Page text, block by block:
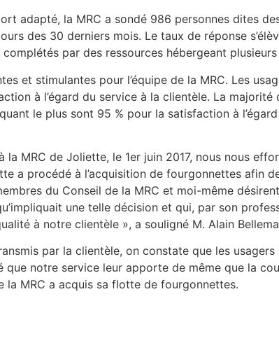
adapté, la MRC a sondé 986 personnes dites
des 30 derniers mois. Le taux de réponse
par des ressources hébergeant
et stimulantes pour l’équipe de la MRC. Les
à l’égard du service à la clientèle. La
le plus sont 95 % pour la satisfaction à
MRC de Joliette, le 1er juin 2017, nous nous
a procédé à l’acquisition de fourgonnettes afin
du Conseil de la MRC et moi-même
une telle décision et qui, par son
à notre clientèle », a souligné M. Alain
par la clientèle, on constate que les
notre service leur apporte de même que la
la MRC a acquis sa flotte de fourgonnettes.